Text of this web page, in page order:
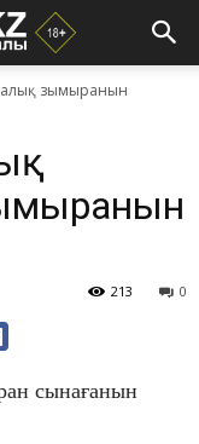
зымыранын
0
213
сынағанын